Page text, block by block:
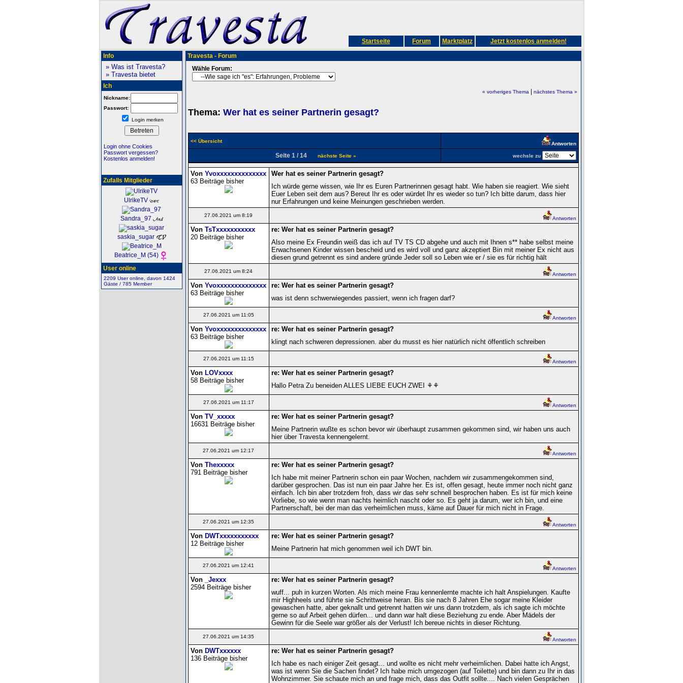
Startseite Forum Marktplatz Jetzt kostenlos anmelden!
Info
» Was ist Travesta?
» Travesta bietet
Ich
Nickname:
Passwort:
Login merken
Login ohne Cookies
Passwort vergessen?
Kostenlos anmelden!
Zufalls Mitglieder
UlrikeTV
Sandra_97
saskia_sugar
Beatrice_M (54)
User online
2209 User online, davon 1424
Gäste / 785 Member
Travesta - Forum
Wähle Forum:
« vorheriges Thema| nächstes Thema »
Thema: Wer hat es seiner Partnerin gesagt?
<< Übersicht Antworten
Seite 1 / 14 nächste Seite » wechsle zu
Von Yvoxxxxxxxxxxxxxx
63 Beiträge bisher
Wer hat es seiner Partnerin gesagt?
Ich würde gerne wissen, wie Ihr es Euren Partnerinnen gesagt habt. Wie haben sie reagiert. Wie sieht
Euer Leben seit dem aus? Bereut Ihr es oder würdet Ihr es wieder so tun? Ich bitte darum, dass hier
nur Erfahrungen und keine Meinungen geschrieben werden.
27.06.2021 um 8:19
Antworten
Von TsTxxxxxxxxxxx
20 Beiträge bisher
re: Wer hat es seiner Partnerin gesagt?
Also meine Ex Freundin weiß das ich auf TV TS CD abgehe und auch mit Ihnen s** habe selbst meine
Erwachsenen Kinder wissen bescheid und es wird voll und ganz akzeptiert Bin mit meiner Ex nicht aus
diesen grund getrennt es sind andere gründe Jeder soll so Leben wie er / sie es für richtig hält
27.06.2021 um 8:24
Antworten
Von Yvoxxxxxxxxxxxxxx
63 Beiträge bisher
re: Wer hat es seiner Partnerin gesagt?
was ist denn schwerwiegendes passiert, wenn ich fragen darf?
27.06.2021 um 11:05
Antworten
Von Yvoxxxxxxxxxxxxxx
63 Beiträge bisher
re: Wer hat es seiner Partnerin gesagt?
klingt nach schweren depressionen. aber du musst es hier natürlich nicht öffentlich schreiben
27.06.2021 um 11:15
Antworten
Von LOVxxxx
58 Beiträge bisher
re: Wer hat es seiner Partnerin gesagt?
Hallo Petra Zu beneiden ALLES LIEBE EUCH ZWEI ⚘⚘
27.06.2021 um 11:17
Antworten
Von TV_xxxxx
16631 Beiträge bisher
re: Wer hat es seiner Partnerin gesagt?
Meine Partnerin wußte es schon bevor wir überhaupt zusammen gekommen sind, wir haben uns auch
hier über Travesta kennengelernt.
27.06.2021 um 12:17
Antworten
Von Thexxxxx
791 Beiträge bisher
re: Wer hat es seiner Partnerin gesagt?
Ich habe mit meiner Partnerin schon ein paar Wochen, nachdem wir zusammengekommen sind,
darüber gesprochen. Das ist nun ein paar Jahre her. Es ist, offen gesagt, heute immer noch nicht ganz
einfach. Ich bin aber trotzdem froh, dass wir das sehr schnell besprochen haben. Es ist für mich keine
Vorliebe, so wie wenn man nachts heimlich nascht oder so. Es geht ja darum, wer ich bin, und eine
Partnerschaft, bei der man das verheimlichen muss, käme auf Dauer für mich nicht in Frage.
27.06.2021 um 12:35
Antworten
Von DWTxxxxxxxxxxx
12 Beiträge bisher
re: Wer hat es seiner Partnerin gesagt?
Meine Partnerin hat mich genommen weil ich DWT bin.
27.06.2021 um 12:41
Antworten
Von
_Jexxx
2594 Beiträge bisher
re: Wer hat es seiner Partnerin gesagt?
wuff... puh in kurzen Worten. Als mich meine Frau kennenlernte machte ich halt Anspielungen. Kaufte
mir Highheels und führte sie Schrittweise heran. Bis sie nach 8 Jahren Ehe sogar meine Kleider
gewaschen hatte, aber geknallt und getrennt hatten wir uns dann trotzdem, als ich sagte ich möchte
gerne so auf Arbeit gehen dürfen... und dann war halt diese Beziehung zu ende. Aber Mädels der
Gewinn für die Seele war größer als der Verlust! Ich bereue nichts in dieser Richtung.
27.06.2021 um 14:35
Antworten
Von DWTxxxxxx
136 Beiträge bisher
re: Wer hat es seiner Partnerin gesagt?
Ich habe es nach einiger Zeit gesagt... und wollte es nicht mehr verheimlichen. Dabei hatte ich Angst,
was ist wenn Sie die Sachen findet? Ich habe mich umgezogen (auf Toilette) und bin dann zu Ihr in das
Wohnzimmer. Sie schaute mich an und frage mich, dass das Outfit sollte.... Nach vielen Gesprächen